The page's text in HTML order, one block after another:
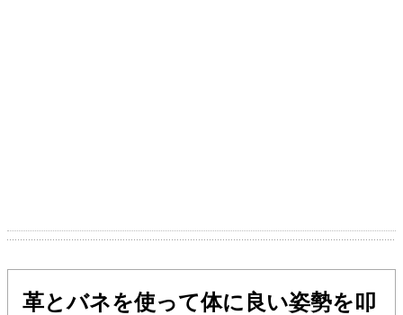
革とバネを使って体に良い姿勢を叩